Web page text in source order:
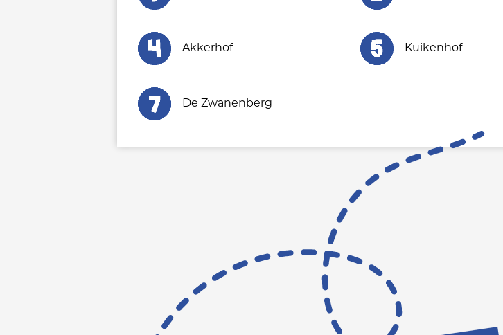
Akkerhof Kuikenhof
De Zwanenberg